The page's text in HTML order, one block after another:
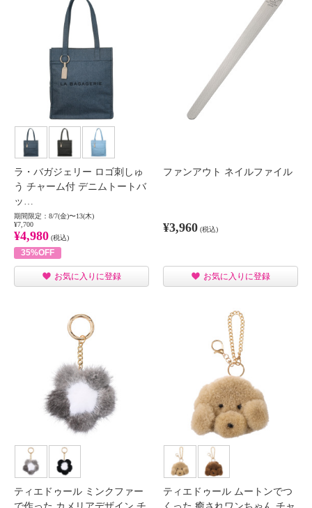
ラ・バガジェリー ロゴ刺しゅ
う チャーム付 デニムトートバ
ッ…
期間限定：8/7(金)〜13(木)
¥7,700
¥4,980 (税込)
35%OFF
お気に入りに登録
ファンアウト ネイルファイル
¥3,960 (税込)
お気に入りに登録
ティエドゥール ミンクファー
ティエドゥール ムートンでつ